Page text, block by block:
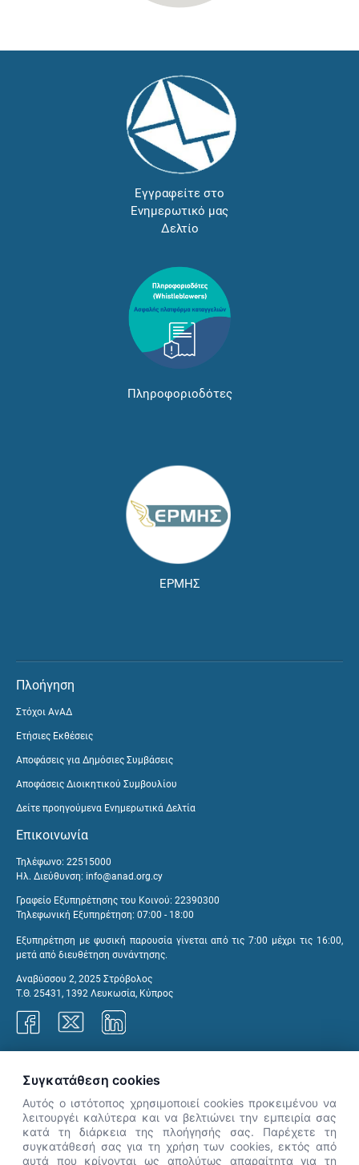
Εγγραφείτε στο
Ενημερωτικό μας
Δελτίο
Πληροφοριοδότες
ΕΡΜΗΣ
Πλοήγηση
Στόχοι ΑνΑΔ
Ετήσιες Εκθέσεις
Αποφάσεις για Δημόσιες Συμβάσεις
Αποφάσεις Διοικητικού Συμβουλίου
Δείτε προηγούμενα Ενημερωτικά Δελτία
Επικοινωνία
Τηλέφωνο: 22515000
Ηλ. Διεύθυνση: info@anad.org.cy
Γραφείο Εξυπηρέτησης του Κοινού: 22390300
Τηλεφωνική Εξυπηρέτηση: 07:00 - 18:00
Εξυπηρέτηση με φυσική παρουσία γίνεται από τις 7:00 μέχρι τις 16:00,
μετά από διευθέτηση συνάντησης.
Αναβύσσου 2, 2025 Στρόβολος
Τ.Θ. 25431, 1392 Λευκωσία, Κύπρος
👋 Καλώς ήρθες! Είμαι η Νόησις.
Συγκατάθεση cookies
Αυτός ο ιστότοπος χρησιμοποιεί cookies προκειμένου να
λειτουργέι καλύτερα και να βελτιώνει την εμπειρία σας
κατά τη διάρκεια της πλοήγησής σας. Παρέχετε τη
συγκατάθεσή σας για τη χρήση των cookies, εκτός από
αυτά που κρίνονται ως απολύτως απαραίτητα για τη